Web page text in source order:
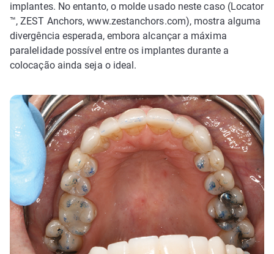
implantes. No entanto, o molde usado neste caso (Locator
™, ZEST Anchors, www.zestanchors.com), mostra alguma
divergência esperada, embora alcançar a máxima
paralelidade possível entre os implantes durante a
colocação ainda seja o ideal.